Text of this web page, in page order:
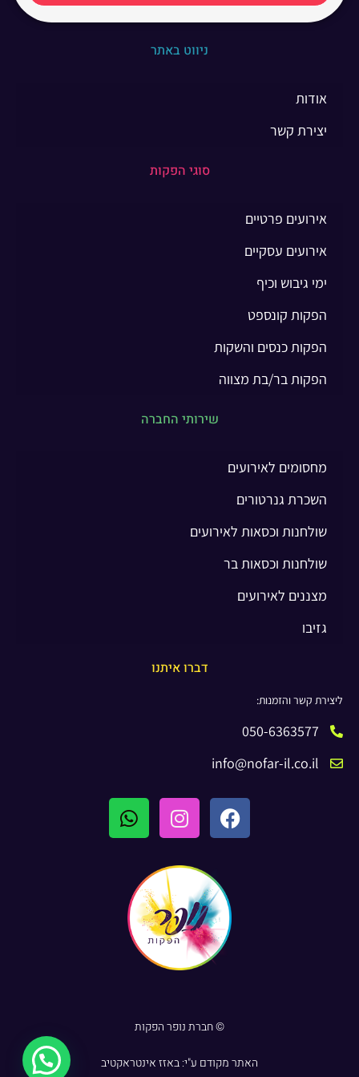
ניווט באתר
אודות
יצירת קשר
סוגי הפקות
אירועים פרטיים
אירועים עסקיים
ימי גיבוש וכיף
הפקות קונספט
הפקות כנסים והשקות
הפקות בר/בת מצווה
שירותי החברה
מחסומים לאירועים
השכרת גנרטורים
שולחנות וכסאות לאירועים
שולחנות וכסאות בר
מצננים לאירועים
גזיבו
דברו איתנו
ליצירת קשר והזמנות:
050-6363577
info@nofar-il.co.il
© חברת נופר הפקות
האתר מקודם ע"י:באזז אינטראקטיב